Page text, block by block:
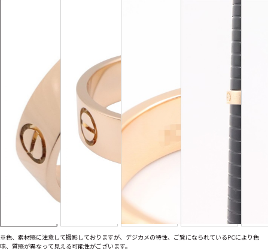
※色、素材感に注意して撮影しておりますが、デジカメの特性、ご覧になられているPCにより色
味、質感が異なって見える可能性がございます。